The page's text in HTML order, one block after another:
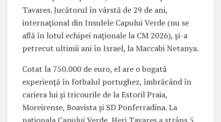
Tavares. Jucătorul în vârstă de 29 de ani,
internațional din Insulele Capului Verde (nu se
află în lotul echipei naționale la CM 2026), și-a
petrecut ultimii ani în Israel, la Maccabi Netanya.
Cotat la 750.000 de euro, el are o bogată
experiență în fotbalul portughez, îmbrăcând în
cariera lui și tricourile de la Estoril Praia,
Moreirense, Boavista și SD Ponferradina. La